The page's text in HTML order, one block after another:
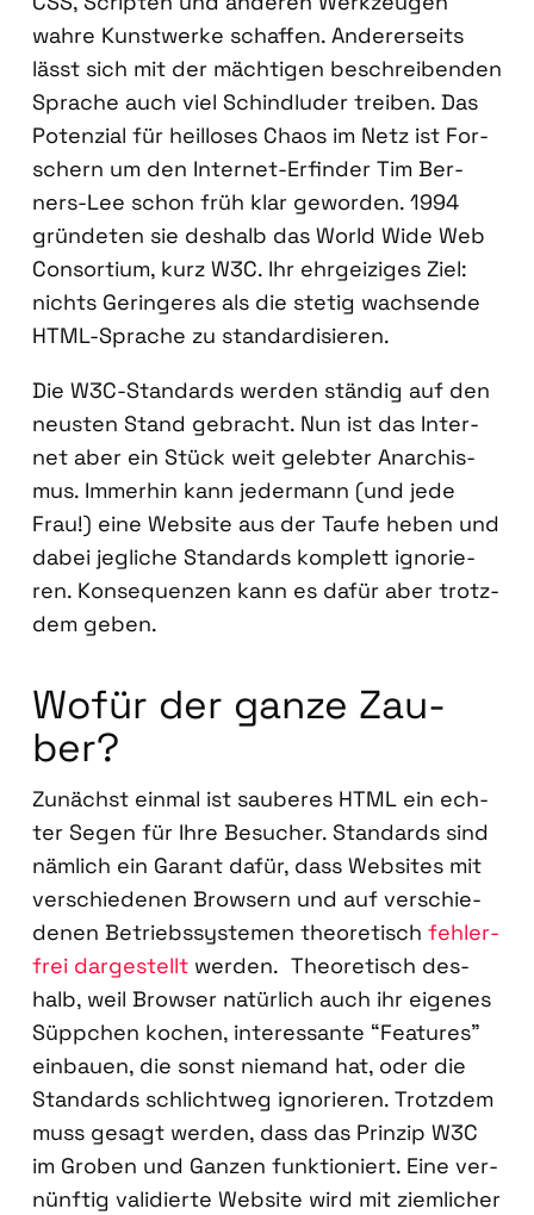
wah­re Kunst­wer­ke schaf­fen. Ande­rer­seits
lässt sich mit der mäch­ti­gen beschrei­ben­den
Spra­che auch viel Schind­lu­der trei­ben. Das
Poten­zi­al für heil­lo­ses Cha­os im Netz ist For­
schern um den Inter­net-Erfin­der Tim Ber­
ners-Lee schon früh klar gewor­den. 1994
grün­de­ten sie des­halb das World Wide Web
Con­sor­ti­um, kurz W3C. Ihr ehr­gei­zi­ges Ziel:
nichts Gerin­ge­res als die ste­tig wach­sen­de
HTML-Spra­che zu stan­dar­di­sie­ren.
Die W3C-Stan­dards wer­den stän­dig auf den
neus­ten Stand gebracht. Nun ist das Inter­
net aber ein Stück weit geleb­ter Anar­chis­
mus. Immer­hin kann jeder­mann (und jede
Frau!) eine Web­site aus der Tau­fe heben und
dabei jeg­li­che Stan­dards kom­plett igno­rie­
ren. Kon­se­quen­zen kann es dafür aber trotz­
dem geben.
Wofür der gan­ze Zau­
ber?
Zunächst ein­mal ist sau­be­res HTML ein ech­
ter Segen für Ihre Besu­cher. Stan­dards sind
näm­lich ein Garant dafür, dass Web­sites mit
ver­schie­de­nen Brow­sern und auf ver­schie­
de­nen Betriebs­sys­te­men theo­re­tisch feh­ler­
frei dar­ge­stellt wer­den. Theo­re­tisch des­
halb, weil Brow­ser natür­lich auch ihr eige­nes
Süpp­chen kochen, inter­es­san­te “Fea­tures”
ein­bau­en, die sonst nie­mand hat, oder die
Stan­dards schlicht­weg igno­rie­ren. Trotz­dem
muss gesagt wer­den, dass das Prin­zip W3C
im Gro­ben und Gan­zen funk­tio­niert. Eine ver­
nünf­tig vali­dier­te Web­site wird mit ziem­li­cher